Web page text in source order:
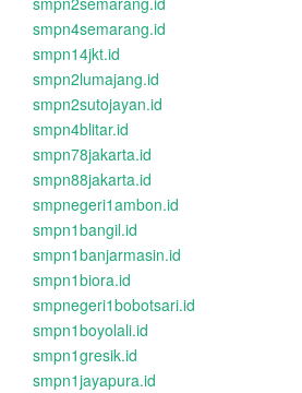
smpn4semarang.id
smpn14jkt.id
smpn2lumajang.id
smpn2sutojayan.id
smpn4blitar.id
smpn78jakarta.id
smpn88jakarta.id
smpnegeri1ambon.id
smpn1bangil.id
smpn1banjarmasin.id
smpn1biora.id
smpnegeri1bobotsari.id
smpn1boyolali.id
smpn1gresik.id
smpn1jayapura.id